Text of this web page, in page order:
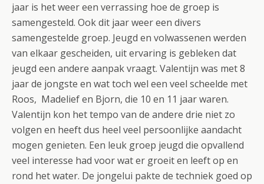
jaar is het weer een verrassing hoe de groep is
samengesteld. Ook dit jaar weer een divers
samengestelde groep. Jeugd en volwassenen werden
van elkaar gescheiden, uit ervaring is gebleken dat
jeugd een andere aanpak vraagt. Valentijn was met 8
jaar de jongste en wat toch wel een veel scheelde met
Roos, Madelief en Bjorn, die 10 en 11 jaar waren.
Valentijn kon het tempo van de andere drie niet zo
volgen en heeft dus heel veel persoonlijke aandacht
mogen genieten. Een leuk groep jeugd die opvallend
veel interesse had voor wat er groeit en leeft op en
rond het water. De jongelui pakte de techniek goed op